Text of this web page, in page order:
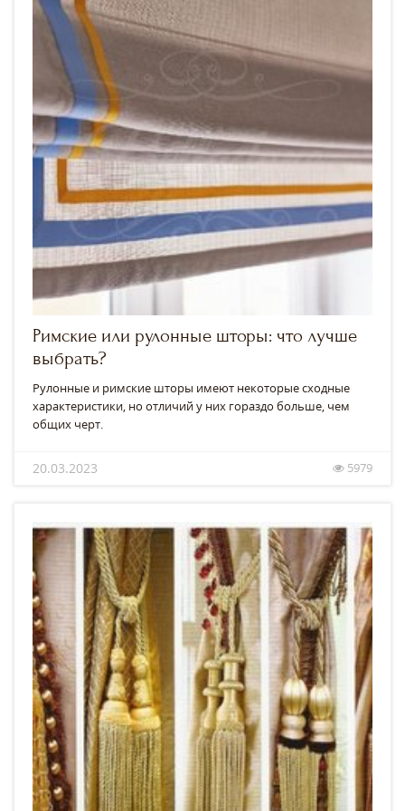
Римские или рулонные шторы: что лучше
выбрать?
Рулонные и римские шторы имеют некоторые сходные
характеристики, но отличий у них гораздо больше, чем
общих черт.
20.03.2023 5979